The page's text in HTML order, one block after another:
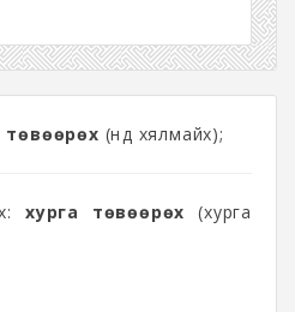
төвөөрөх (нүд хялмайх);
хурга төвөөрөх (хурга